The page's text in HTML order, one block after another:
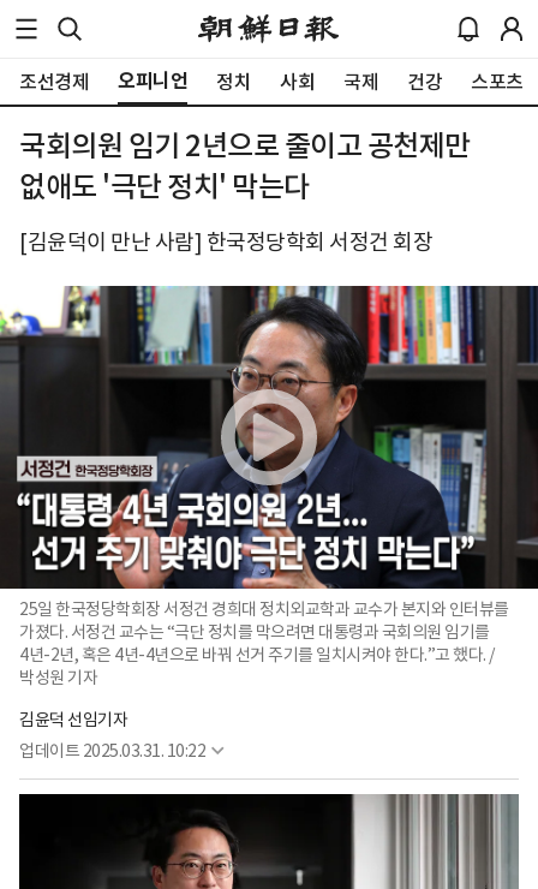
조선경제 오피니언 정치 사회 국제 건강 스포츠
국회의원 임기 2년으로 줄이고 공천제만
없애도 '극단 정치' 막는다
[김윤덕이 만난 사람] 한국정당학회 서정건 회장
25일 한국정당학회장 서정건 경희대 정치외교학과 교수가 본지와 인터뷰를
가졌다. 서정건 교수는 “극단 정치를 막으려면 대통령과 국회의원 임기를
4년-2년, 혹은 4년-4년으로 바꿔 선거 주기를 일치시켜야 한다.”고 했다. /
박성원 기자
김윤덕 선임기자
업데이트 2025.03.31. 10:22